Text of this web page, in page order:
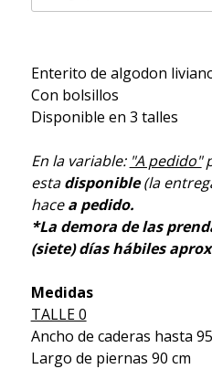
Enterito de algodon
Con bolsillos
Disponible en 3 talles
En la variable: "A pedido"
estadisponible(la
hacea pedido.
*La demora de las
(siete) días hábiles
Medidas
TALLE 0
Ancho de caderas hasta
Largo de piernas 90 cm